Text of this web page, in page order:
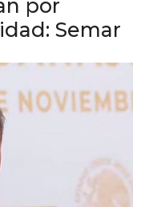
por
Semar